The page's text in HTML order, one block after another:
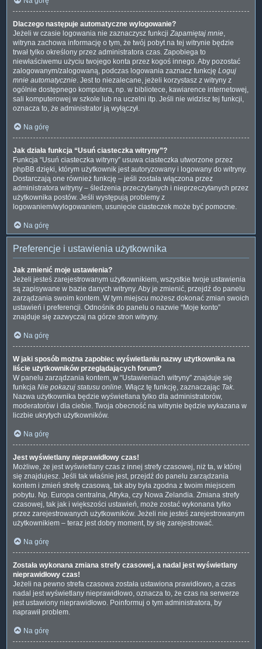
Dlaczego następuje automatyczne wylogowanie?
Jeżeli w czasie logowania nie zaznaczysz funkcji Zapamiętaj mnie,
witryna zachowa informację o tym, że twój pobyt na tej witrynie będzie
trwał tylko określony przez administratora czas. Zapobiega to
niewłaściwemu użyciu twojego konta przez kogoś innego. Aby pozostać
zalogowanym/zalogowaną, podczas logowania zaznacz funkcję Loguj
mnie automatycznie. Jest to niezalecane, jeżeli korzystasz z witryny z
ogólnie dostępnego komputera, np. w bibliotece, kawiarence internetowej,
sali komputerowej w szkole lub na uczelni itp. Jeśli nie widzisz tej funkcji,
oznacza to, że administrator ją wyłączył.
Na górę
Jak działa funkcja “Usuń ciasteczka witryny”?
Funkcja “Usuń ciasteczka witryny” usuwa ciasteczka utworzone przez
phpBB dzięki, którym użytkownik jest autoryzowany i logowany do witryny.
Dostarczają one również funkcję – jeśli została włączona przez
administratora witryny – śledzenia przeczytanych i nieprzeczytanych przez
użytkownika postów. Jeśli występują problemy z
logowaniem/wylogowaniem, usunięcie ciasteczek może być pomocne.
Na górę
Preferencje i ustawienia użytkownika
Jak zmienić moje ustawienia?
Jeżeli jesteś zarejestrowanym użytkownikiem, wszystkie twoje ustawienia
są zapisywane w bazie danych witryny. Aby je zmienić, przejdź do panelu
zarządzania swoim kontem. W tym miejscu możesz dokonać zmian swoich
ustawień i preferencji. Odnośnik do panelu o nazwie “Moje konto”
znajduje się zazwyczaj na górze stron witryny.
Na górę
W jaki sposób można zapobiec wyświetlaniu nazwy użytkownika na
liście użytkowników przeglądających forum?
W panelu zarządzania kontem, w “Ustawieniach witryny” znajduje się
funkcja Nie pokazuj statusu online. Włącz tę funkcję, zaznaczając Tak.
Nazwa użytkownika będzie wyświetlana tylko dla administratorów,
moderatorów i dla ciebie. Twoja obecność na witrynie będzie wykazana w
liczbie ukrytych użytkowników.
Na górę
Jest wyświetlany nieprawidłowy czas!
Możliwe, że jest wyświetlany czas z innej strefy czasowej, niż ta, w której
się znajdujesz. Jeśli tak właśnie jest, przejdź do panelu zarządzania
kontem i zmień strefę czasową, tak aby była zgodna z twoim miejscem
pobytu. Np. Europa centralna, Afryka, czy Nowa Zelandia. Zmiana strefy
czasowej, tak jak i większości ustawień, może zostać wykonana tylko
przez zarejestrowanych użytkowników. Jeżeli nie jesteś zarejestrowanym
użytkownikiem – teraz jest dobry moment, by się zarejestrować.
Na górę
Została wykonana zmiana strefy czasowej, a nadal jest wyświetlany
nieprawidłowy czas!
Jeżeli na pewno strefa czasowa została ustawiona prawidłowo, a czas
nadal jest wyświetlany nieprawidłowo, oznacza to, że czas na serwerze
jest ustawiony nieprawidłowo. Poinformuj o tym administratora, by
naprawił problem.
Na górę